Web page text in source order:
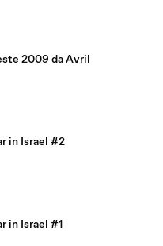
2009 da Avril
in Israel #2
in Israel #1